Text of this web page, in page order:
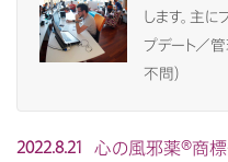
します。主に
プデート／
不問）
2022.8.21 心の風邪薬®商